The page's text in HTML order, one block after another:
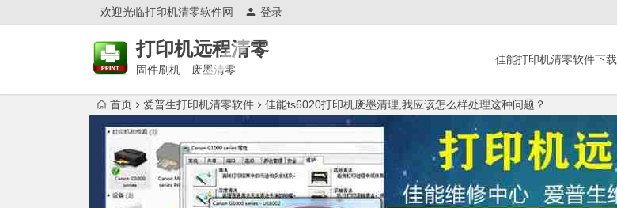
欢迎光临打印机清零软件网 登录
打印机远程清零
固件刷机 废墨清零
佳能打印机清零软件下载
首页 爱普生打印机清零软件 佳能ts6020打印机废墨清理,我应该怎么样处理这种问题？